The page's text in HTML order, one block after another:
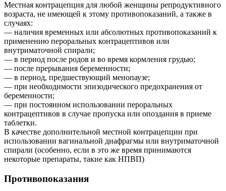
Местная контрацепция для любой женщины репродуктивного
возраста, не имеющей к этому противопоказаний, а также в
случаях:
— наличия временных или абсолютных противопоказаний к
применению пероральных контрацептивов или
внутриматочной спирали;
— в период после родов и во время кормления грудью;
— после прерывания беременности;
— в период, предшествующий менопаузе;
— при необходимости эпизодического предохранения от
беременности;
— при постоянном использовании пероральных
контрацептивов в случае пропуска или опоздания в приеме
таблетки.
В качестве дополнительной местной контрацепции при
использовании вагинальной диафрагмы или внутриматочной
спирали (особенно, если в это же время принимаются
некоторые препараты, такие как НПВП)
Противопоказания